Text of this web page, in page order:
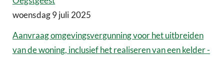
woensdag 9 juli 2025
Aanvraag omgevingsvergunning voor het uitbreiden
van de woning, inclusief het realiseren van een kelder -